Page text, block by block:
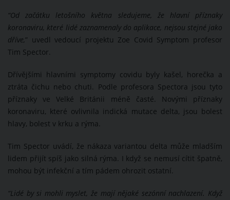
“Od začátku letošního května sledujeme, že hlavní příznaky
koronaviru, které lidé zaznamenaly do aplikace, nejsou stejné jako
dříve,” uvedl vedoucí projektu Zoe Covid Symptom profesor
Tim Spector.
Dřívějšími hlavními symptomy covidu byly kašel, horečka a
ztráta čichu nebo chuti. Podle profesora Spectora jsou tyto
příznaky ve Velké Británii méně časté. Novými příznaky
koronaviru, které ovlivnila indická mutace delta, jsou bolest
hlavy, bolest v krku a rýma.
Tim Spector uvádí, že nákaza variantou delta může mladším
lidem přijít spíš jako silná rýma. I když se nemusí cítit špatně,
mohou být infekční a tím pádem ohrozit ostatní.
“Lidé by si mohli myslet, že mají nějaké sezónní nachlazení. Když